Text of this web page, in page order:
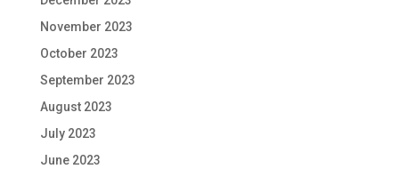
November 2023
October 2023
September 2023
August 2023
July 2023
June 2023